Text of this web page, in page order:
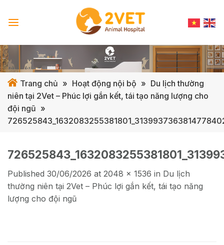
Trang chủ » Hoạt động nội bộ » Du lịch thường
niên tại 2Vet – Phúc lợi gắn kết, tái tạo năng lượng cho
đội ngũ »
Published 30/06/2026 at 2048 × 1536 in Du lịch
thường niên tại 2Vet – Phúc lợi gắn kết, tái tạo năng
lượng cho đội ngũ